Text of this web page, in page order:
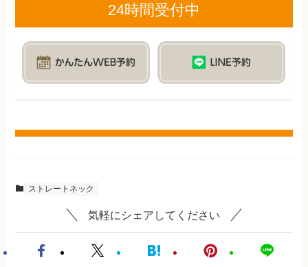
24時間受付中
ストレートネック
気軽にシェアしてください